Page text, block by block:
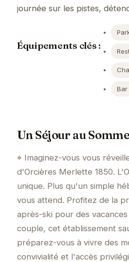
journée sur les pistes,
Équipements clés :
Bar
Un Séjour au
Imaginez-vous vous
d'Orcières Merlette 1850.
unique. Plus qu'un simple
vous attend. Profitez de la
après-ski pour des
couple, cet établissement
préparez-vous à vivre des
convivialité et l'accès